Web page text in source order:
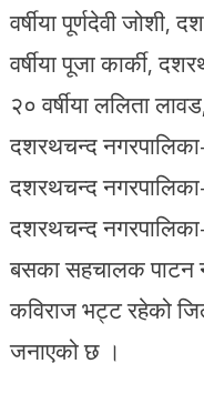
वर्षीया पूर्णदेवी
वर्षीया पूजा कार्की,
२० वर्षीया ललिता
दशरथचन्द
दशरथचन्द
दशरथचन्द
बसका सहचालक पाटन
कविराज भट्ट रहेको
जनाएको छ ।